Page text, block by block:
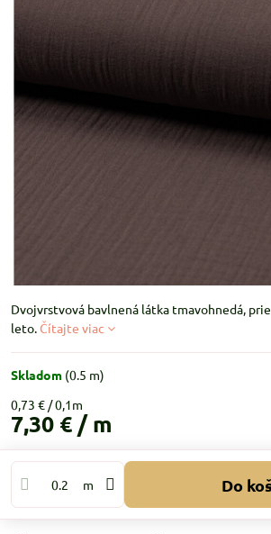
Dvojvrstvová bavlnená látka tmavohnedá,
leto. Čítajte viac
Skladom (0.5 m)
0,73 €
7,30 € / m
m Do